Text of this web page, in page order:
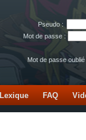
Pseudo :
Mot de passe :
Mot de passe oublié
Lexique FAQ